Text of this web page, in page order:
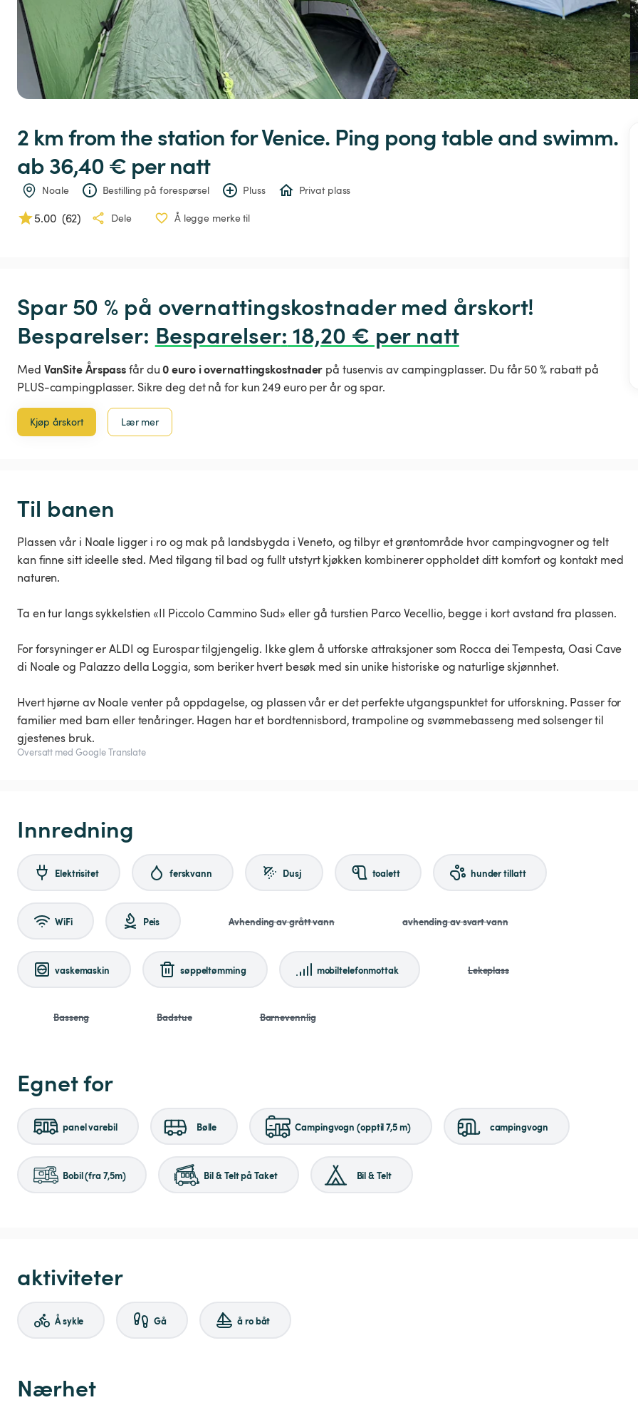
2 kmfromthestationforVenice. Ping pongtableand swimm.
ab 36,40 € per natt
Noale Bestilling på forespørsel Pluss Privat plass
5.00 (62) Dele Å legge merke til
Spar 50 % på overnattingskostnader med årskort!
Besparelser: Besparelser: 18,20 € per natt
Med VanSite Årspassfår du0 euro i overnattingskostnader på tusenvis av campingplasser. Du får 50 % rabatt på
PLUS-campingplasser. Sikre deg det nå for kun 249 euro per år og spar.
Kjøp årskort Lær mer
Til banen
Plassen vår i Noale ligger i ro og mak på landsbygda i Veneto, og tilbyr et grøntområde hvor campingvogner og telt
kan finne sitt ideelle sted. Med tilgang til bad og fullt utstyrt kjøkken kombinerer oppholdet ditt komfort og kontakt med
naturen.
Ta en tur langs sykkelstien «Il Piccolo Cammino Sud» eller gå turstien Parco Vecellio, begge i kort avstand fra plassen.
For forsyninger er ALDI og Eurospar tilgjengelig. Ikke glem å utforske attraksjoner som Rocca dei Tempesta, Oasi Cave
di Noale og Palazzo della Loggia, som beriker hvert besøk med sin unike historiske og naturlige skjønnhet.
Hvert hjørne av Noale venter på oppdagelse, og plassen vår er det perfekte utgangspunktet for utforskning. Passer for
familier med barn eller tenåringer. Hagen har et bordtennisbord, trampoline og svømmebasseng med solsenger til
gjestenes bruk.
Oversatt med Google Translate
Innredning
Elektrisitet ferskvann Dusj toalett hunder tillatt
WiFi Peis Avhending av grått vann avhending av svart vann
vaskemaskin søppeltømming mobiltelefonmottak Lekeplass
Basseng Badstue Barnevennlig
Egnet for
panel varebil Bølle Campingvogn (opptil 7,5 m) campingvogn
Bobil (fra 7,5m) Bil & Telt på Taket Bil & Telt
aktiviteter
Å sykle Gå å ro båt
Nærhet